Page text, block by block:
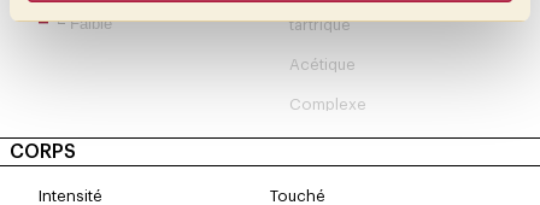
Faible tartrique
Acétique
Complexe
CORPS
Intensité Touché